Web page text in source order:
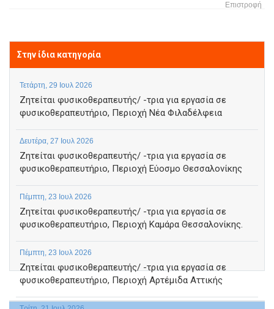
Επιστροφή
Στην ίδια κατηγορία
Τετάρτη, 29 Ιουλ 2026
Ζητείται φυσικοθεραπευτής/ -τρια για εργασία σε
φυσικοθεραπευτήριο, Περιοχή Νέα Φιλαδέλφεια
Δευτέρα, 27 Ιουλ 2026
Ζητείται φυσικοθεραπευτής/ -τρια για εργασία σε
φυσικοθεραπευτήριο, Περιοχή Εύοσμο Θεσσαλονίκης
Πέμπτη, 23 Ιουλ 2026
Ζητείται φυσικοθεραπευτής/ -τρια για εργασία σε
φυσικοθεραπευτήριο, Περιοχή Καμάρα Θεσσαλονίκης.
Πέμπτη, 23 Ιουλ 2026
Ζητείται φυσικοθεραπευτής/ -τρια για εργασία σε
φυσικοθεραπευτήριο, Περιοχή Αρτέμιδα Αττικής